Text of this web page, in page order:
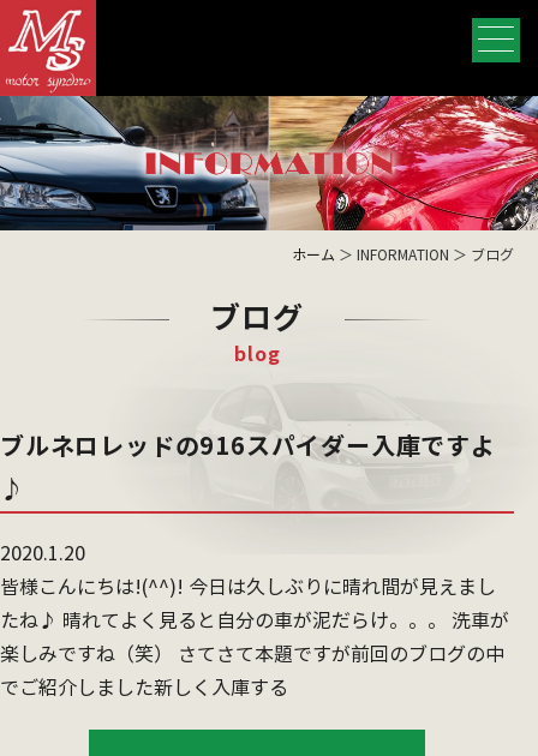
ホーム ＞ INFORMATION ＞ ブログ
ブログ
blog
ブルネロレッドの916スパイダー入庫ですよ
♪
2020.1.20
皆様こんにちは!(^^)! 今日は久しぶりに晴れ間が見えまし
たね♪ 晴れてよく見ると自分の車が泥だらけ。。。 洗車が
楽しみですね（笑） さてさて本題ですが前回のブログの中
でご紹介しました新しく入庫する